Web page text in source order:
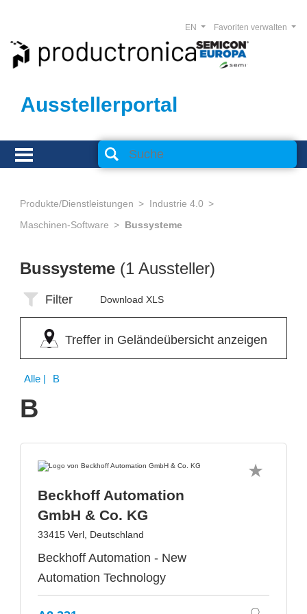
Ausstellerportal
Favoriten verwalten
EN
Produkte/Dienstleistungen
Industrie 4.0
Maschinen-Software
Bussysteme
Bussysteme (1 Aussteller)
Filter Download XLS
Treffer in Geländeübersicht anzeigen
Alle | B
B
Beckhoff Automation
GmbH & Co. KG
33415 Verl, Deutschland
Beckhoff Automation - New
Automation Technology